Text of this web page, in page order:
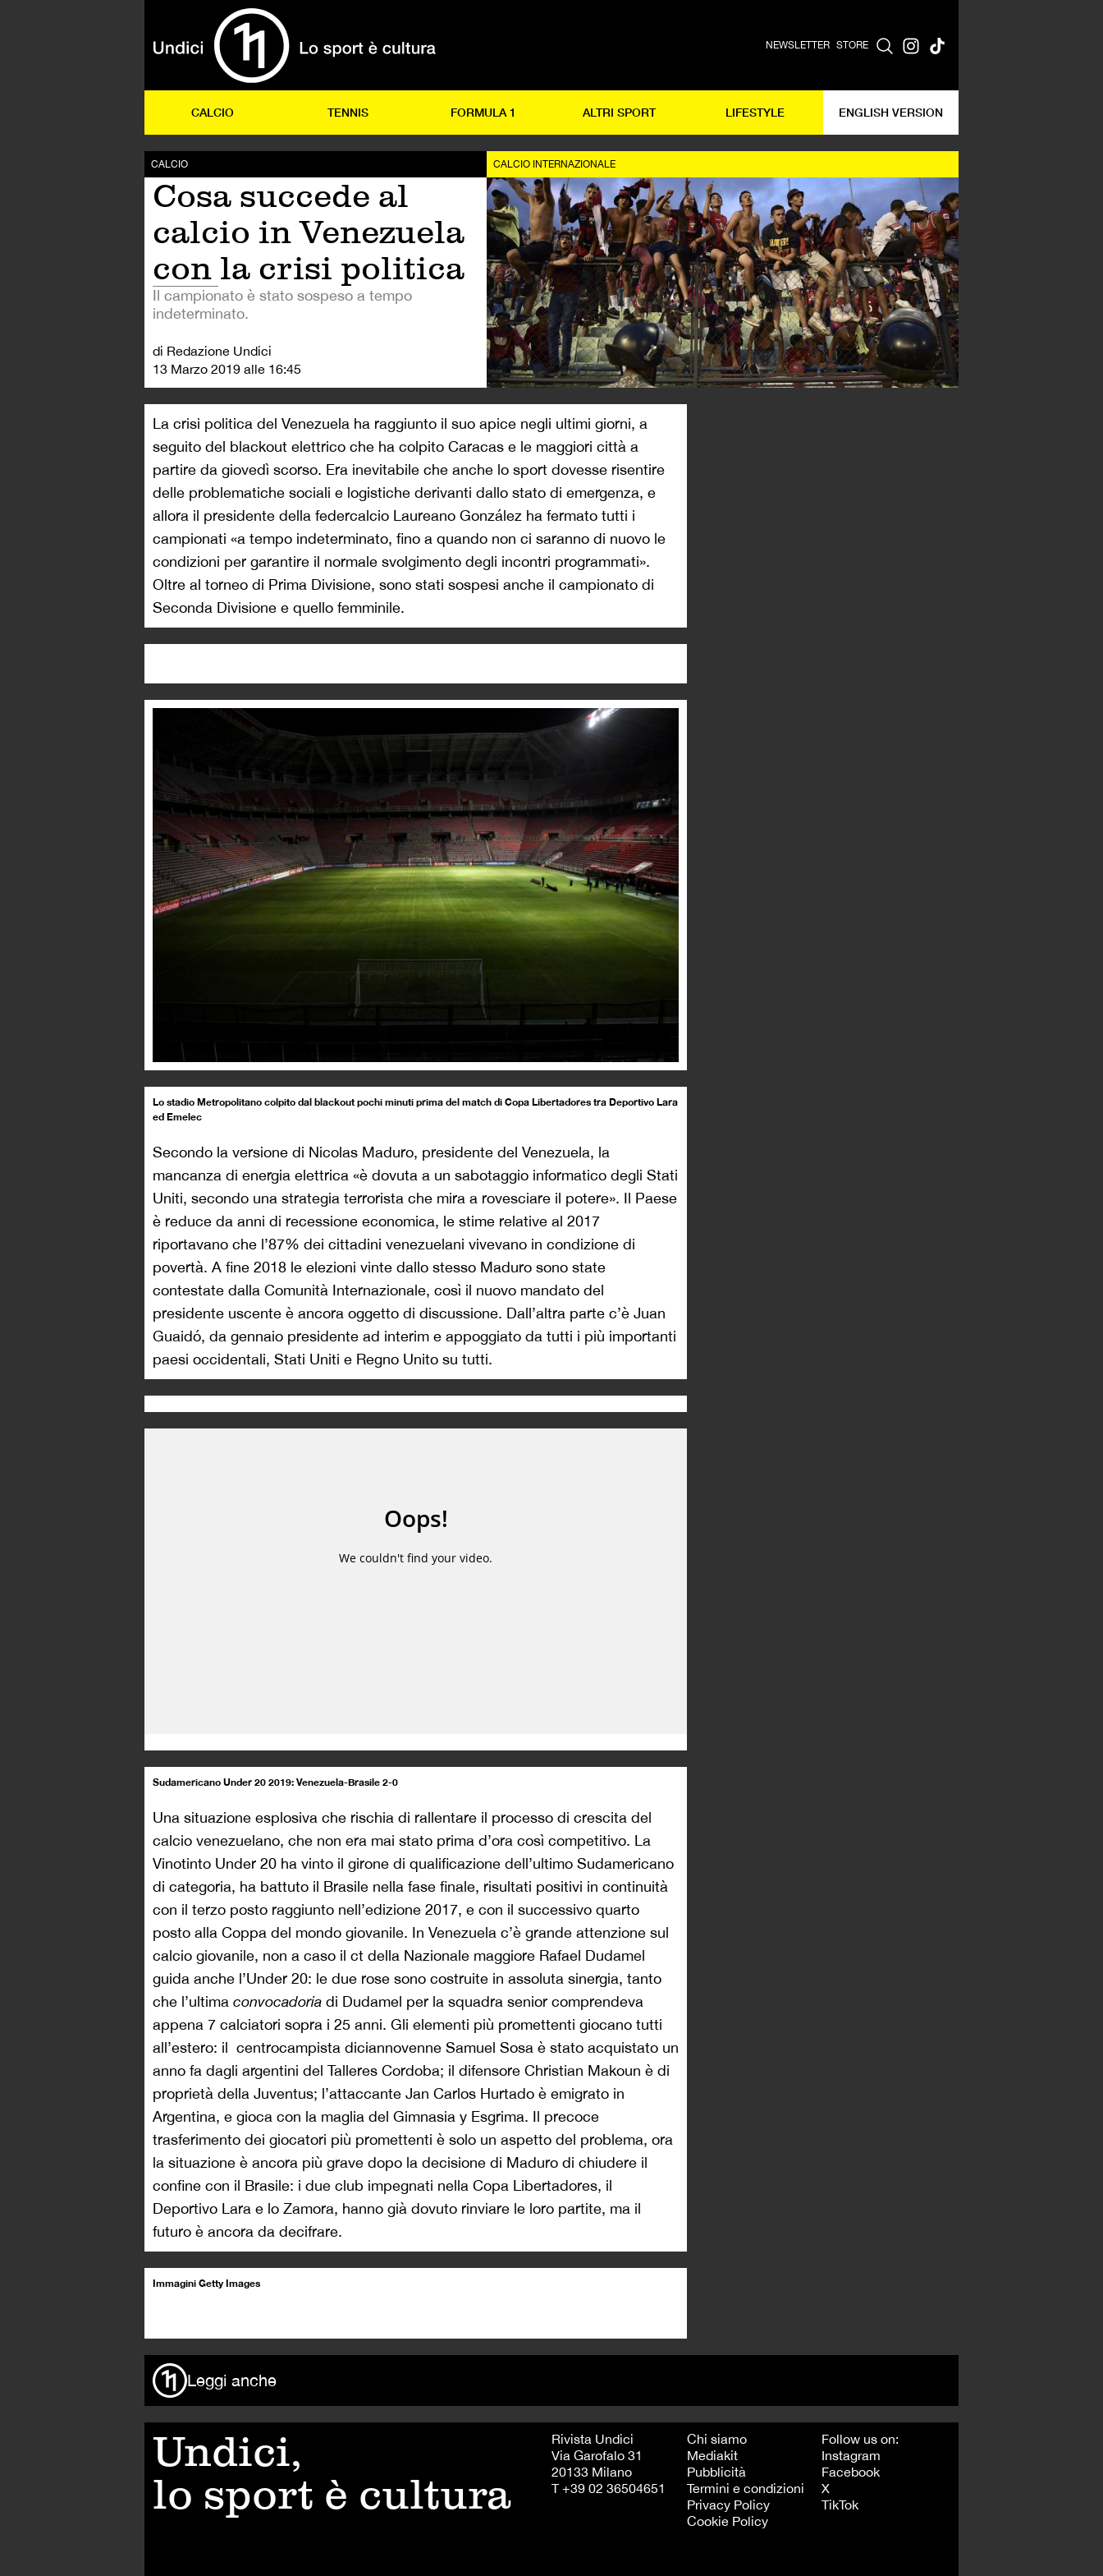
NEWSLETTER STORE
CALCIO TENNIS FORMULA 1 ALTRI SPORT LIFESTYLE ENGLISH VERSION
CALCIO
Cosa succede al
calcio in Venezuela
con la crisi politica
Il campionato è stato sospeso a tempo
indeterminato.
di Redazione Undici
13 Marzo 2019 alle 16:45
CALCIO INTERNAZIONALE
La crisi politica del Venezuela ha raggiunto il suo apice negli ultimi giorni, a
seguito del blackout elettrico che ha colpito Caracas e le maggiori città a
partire da giovedì scorso. Era inevitabile che anche lo sport dovesse risentire
delle problematiche sociali e logistiche derivanti dallo stato di emergenza, e
allora il presidente della federcalcio Laureano González ha fermato tutti i
campionati «a tempo indeterminato, fino a quando non ci saranno di nuovo le
condizioni per garantire il normale svolgimento degli incontri programmati».
Oltre al torneo di Prima Divisione, sono stati sospesi anche il campionato di
Seconda Divisione e quello femminile.
Lo stadio Metropolitano colpito dal blackout pochi minuti prima del match di Copa Libertadores tra Deportivo Lara
ed Emelec
Secondo la versione di Nicolas Maduro, presidente del Venezuela, la
mancanza di energia elettrica «è dovuta a un sabotaggio informatico degli Stati
Uniti, secondo una strategia terrorista che mira a rovesciare il potere». Il Paese
è reduce da anni di recessione economica, le stime relative al 2017
riportavano che l’87% dei cittadini venezuelani vivevano in condizione di
povertà. A fine 2018 le elezioni vinte dallo stesso Maduro sono state
contestate dalla Comunità Internazionale, così il nuovo mandato del
presidente uscente è ancora oggetto di discussione. Dall’altra parte c’è Juan
Guaidó, da gennaio presidente ad interim e appoggiato da tutti i più importanti
paesi occidentali, Stati Uniti e Regno Unito su tutti.
Sudamericano Under 20 2019: Venezuela-Brasile 2-0
Una situazione esplosiva che rischia di rallentare il processo di crescita del
calcio venezuelano, che non era mai stato prima d’ora così competitivo. La
Vinotinto Under 20 ha vinto il girone di qualificazione dell’ultimo Sudamericano
di categoria, ha battuto il Brasile nella fase finale, risultati positivi in continuità
con il terzo posto raggiunto nell’edizione 2017, e con il successivo quarto
posto alla Coppa del mondo giovanile. In Venezuela c’è grande attenzione sul
calcio giovanile, non a caso il ct della Nazionale maggiore Rafael Dudamel
guida anche l’Under 20: le due rose sono costruite in assoluta sinergia, tanto
che l’ultima convocadoria di Dudamel per la squadra senior comprendeva
appena 7 calciatori sopra i 25 anni. Gli elementi più promettenti giocano tutti
all’estero: il centrocampista diciannovenne Samuel Sosa è stato acquistato un
anno fa dagli argentini del Talleres Cordoba; il difensore Christian Makoun è di
proprietà della Juventus; l’attaccante Jan Carlos Hurtado è emigrato in
Argentina, e gioca con la maglia del Gimnasia y Esgrima. Il precoce
trasferimento dei giocatori più promettenti è solo un aspetto del problema, ora
la situazione è ancora più grave dopo la decisione di Maduro di chiudere il
confine con il Brasile: i due club impegnati nella Copa Libertadores, il
Deportivo Lara e lo Zamora, hanno già dovuto rinviare le loro partite, ma il
futuro è ancora da decifrare.
Immagini Getty Images
Leggi anche
Undici,
lo sport è cultura
Rivista Undici
Via Garofalo 31
20133 Milano
T +39 02 36504651
Chi siamo
Mediakit
Pubblicità
Termini e condizioni
Privacy Policy
Cookie Policy
Follow us on:
Instagram
Facebook
X
TikTok